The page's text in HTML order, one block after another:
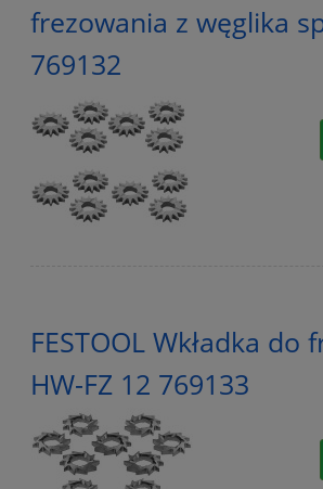
frezowania z węglika
769132
FESTOOL Wkładka do
HW-FZ 12 769133